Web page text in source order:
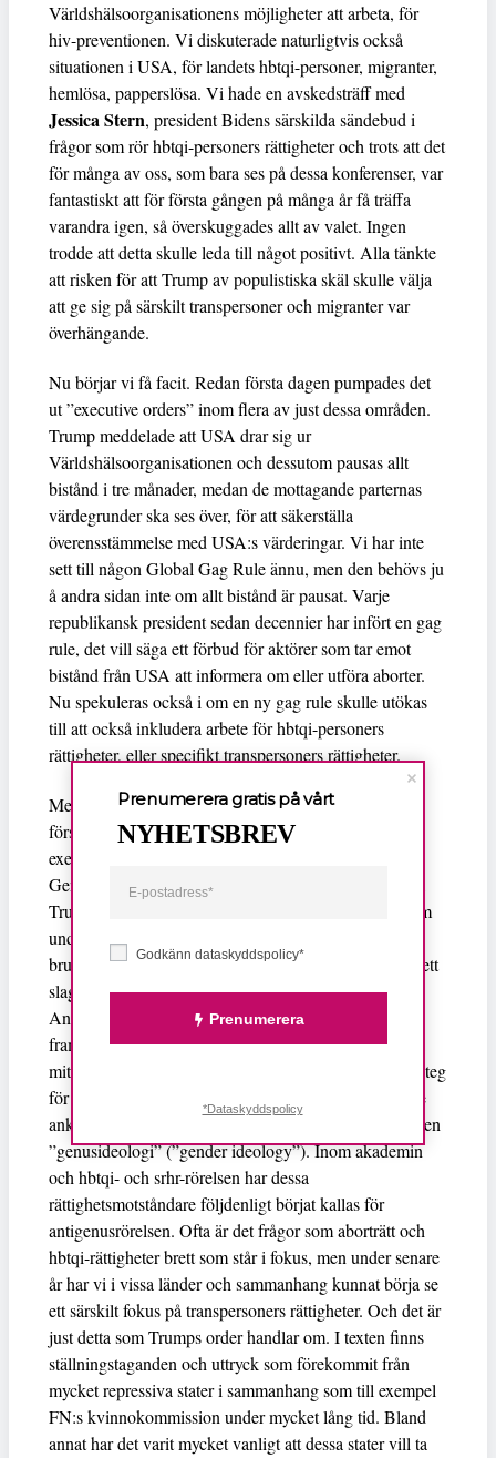
Världshälsoorganisationens möjligheter att arbeta, för
hiv-preventionen. Vi diskuterade naturligtvis också
situationen i USA, för landets hbtqi-personer, migranter,
hemlösa, papperslösa. Vi hade en avskedsträff med
Jessica Stern, president Bidens särskilda sändebud i
frågor som rör hbtqi-personers rättigheter och trots att det
för många av oss, som bara ses på dessa konferenser, var
fantastiskt att för första gången på många år få träffa
varandra igen, så överskuggades allt av valet. Ingen
trodde att detta skulle leda till något positivt. Alla tänkte
att risken för att Trump av populistiska skäl skulle välja
att ge sig på särskilt transpersoner och migranter var
överhängande.
Nu börjar vi få facit. Redan första dagen pumpades det
ut ”executive orders” inom flera av just dessa områden.
Trump meddelade att USA drar sig ur
Världshälsoorganisationen och dessutom pausas allt
bistånd i tre månader, medan de mottagande parternas
värdegrunder ska ses över, för att säkerställa
överensstämmelse med USA:s värderingar. Vi har inte
sett till någon Global Gag Rule ännu, men den behövs ju
å andra sidan inte om allt bistånd är pausat. Varje
republikansk president sedan decennier har infört en gag
rule, det vill säga ett förbud för aktörer som tar emot
bistånd från USA att informera om eller utföra aborter.
Nu spekuleras också i om en ny gag rule skulle utökas
till att också inkludera arbete för hbtqi-personers
rättigheter, eller specifikt transpersoners rättigheter.
Men, allra mest uppmärksamhet i hbtqi-rörelsen dessa
första dygn med Trump som president har förstås den
executive order som heter ”Defending Women from
Gender Ideology Extremism and Restoring Biological
Truth to the Federal Government” fått. För alla oss som
under de senaste decennierna följt den rörelse som
brukar kallas antigenusrörelsen är den här texten som ett
slags provkarta på åsikter och formuleringar.
Antigenusrörelsen började formeras efter de
framgångsrika FN-konferenserna i Kairo och Beijing i
mitten på 1990-talet. De som inte önskade se de framsteg
för kvinnors rättigheter som kunde noteras där började
anklaga förespråkarna för att de bedrev politik utifrån en
”genusideologi” (”gender ideology”). Inom akademin
och hbtqi- och srhr-rörelsen har dessa
rättighetsmotståndare följdenligt börjat kallas för
antigenusrörelsen. Ofta är det frågor som aborträtt och
hbtqi-rättigheter brett som står i fokus, men under senare
år har vi i vissa länder och sammanhang kunnat börja se
ett särskilt fokus på transpersoners rättigheter. Och det är
just detta som Trumps order handlar om. I texten finns
ställningstaganden och uttryck som förekommit från
mycket repressiva stater i sammanhang som till exempel
FN:s kvinnokommission under mycket lång tid. Bland
annat har det varit mycket vanligt att dessa stater vill ta
Godkänn dataskyddspolicy*
Prenumerera
Prenumerera gratis på vårt
NYHETSBREV
*Dataskyddspolicy